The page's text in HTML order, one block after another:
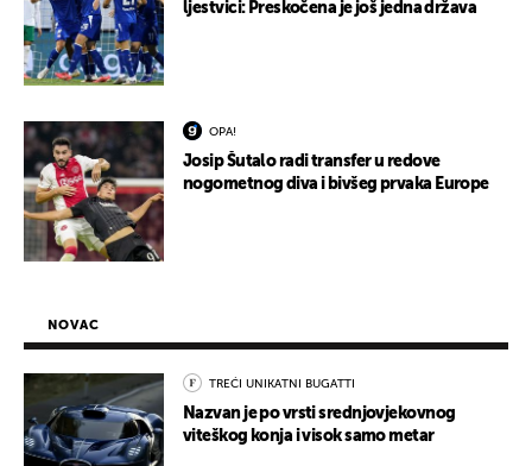
ljestvici: Preskočena je još jedna država
OPA!
Josip Šutalo radi transfer u redove
nogometnog diva i bivšeg prvaka Europe
NOVAC
TREĆI UNIKATNI BUGATTI
Nazvan je po vrsti srednjovjekovnog
viteškog konja i visok samo metar